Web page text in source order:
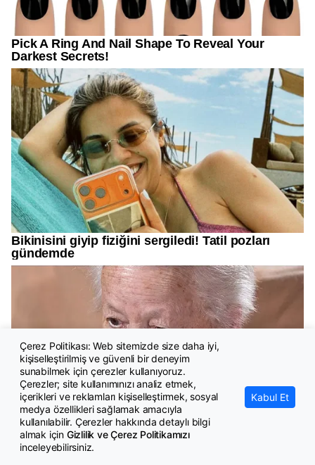
Çerez Politikası: Web sitemizde size daha iyi,
kişiselleştirilmiş ve güvenli bir deneyim
sunabilmek için çerezler kullanıyoruz.
Çerezler; site kullanımınızı analiz etmek,
içerikleri ve reklamları kişiselleştirmek, sosyal
medya özellikleri sağlamak amacıyla
kullanılabilir. Çerezler hakkında detaylı bilgi
almak için Gizlilik ve Çerez Politikamızı
inceleyebilirsiniz.
Kabul Et